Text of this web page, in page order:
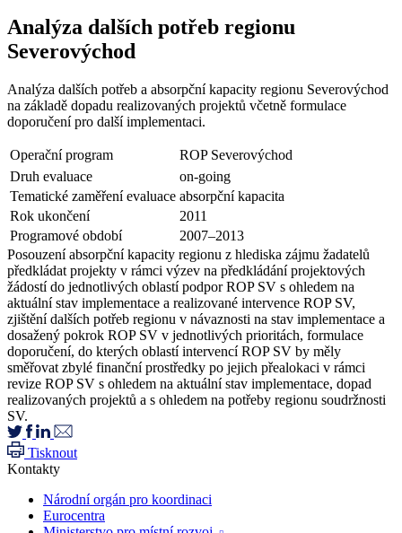
Analýza dalších potřeb regionu
Severovýchod
Analýza dalších potřeb a absorpční kapacity regionu Severovýchod
na základě dopadu realizovaných projektů včetně formulace
doporučení pro další implementaci.
Operační program
ROP Severovýchod
Druh evaluace
on-going
Tematické zaměření evaluace absorpční kapacita
Rok ukončení
2011
Programové období
2007–2013
Posouzení absorpční kapacity regionu z hlediska zájmu žadatelů
předkládat projekty v rámci výzev na předkládání projektových
žádostí do jednotlivých oblastí podpor ROP SV s ohledem na
aktuální stav implementace a realizované intervence ROP SV,
zjištění dalších potřeb regionu v návaznosti na stav implementace a
dosažený pokrok ROP SV v jednotlivých prioritách, formulace
doporučení, do kterých oblastí intervencí ROP SV by měly
směřovat zbylé finanční prostředky po jejich přealokaci v rámci
revize ROP SV s ohledem na aktuální stav implementace, dopad
realizovaných projektů a s ohledem na potřeby regionu soudržnosti
SV.
Tisknout
Kontakty
Národní orgán pro koordinaci
Eurocentra